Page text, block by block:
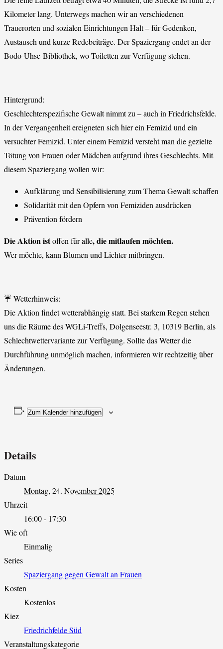
Kilometer lang. Unterwegs machen wir an verschiedenen
Trauerorten und sozialen Einrichtungen Halt – für Gedenken,
Austausch und kurze Redebeiträge. Der Spaziergang endet an der
Bodo-Uhse-Bibliothek, wo Toiletten zur Verfügung stehen.
Hintergrund:
Geschlechterspezifische Gewalt nimmt zu – auch in Friedrichsfelde.
In der Vergangenheit ereigneten sich hier ein Femizid und ein
versuchter Femizid. Unter einem Femizid versteht man die gezielte
Tötung von Frauen oder Mädchen aufgrund ihres Geschlechts. Mit
diesem Spaziergang wollen wir:
Aufklärung und Sensibilisierung zum Thema Gewalt schaffen
Solidarität mit den Opfern von Femiziden ausdrücken
Prävention fördern
Die Aktion istoffen für alle, die mitlaufen möchten.
Wer möchte, kann Blumen und Lichter mitbringen.
☔ Wetterhinweis:
Die Aktion findet wetterabhängig statt. Bei starkem Regen stehen
uns die Räume des WGLi-Treffs, Dolgenseestr. 3, 10319 Berlin, als
Schlechtwettervariante zur Verfügung. Sollte das Wetter die
Durchführung unmöglich machen, informieren wir rechtzeitig über
Änderungen.
Zum Kalender hinzufügen
Details
Datum
Montag, 24. November 2025
Uhrzeit
16:00 - 17:30
Wie oft
Einmalig
Series
Spaziergang gegen Gewalt an Frauen
Kosten
Kostenlos
Kiez
Friedrichfelde Süd
Veranstaltungskategorie